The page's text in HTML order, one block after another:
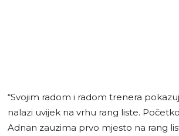
“Svojim radom i radom trenera
nalazi uvijek na vrhu rang liste.
Adnan zauzima prvo mjesto na rang